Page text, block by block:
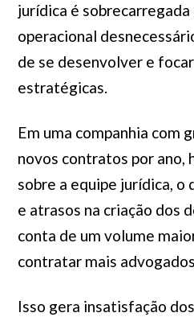
jurídica é
operacional
de se desenvolver e
estratégicas.
Em uma companhia com
novos contratos por ano,
sobre a equipe jurídica, o
e atrasos na criação dos
conta de um volume
contratar mais
Isso gera insatisfação